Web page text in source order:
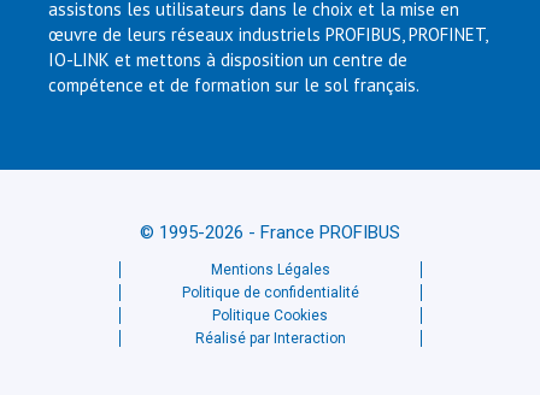
assistons les utilisateurs dans le choix et la mise en
œuvre de leurs réseaux industriels PROFIBUS, PROFINET,
IO-LINK et mettons à disposition un centre de
compétence et de formation sur le sol français.
© 1995-2026 - France PROFIBUS
Mentions Légales
Politique de confidentialité
Politique Cookies
Réalisé par Interaction